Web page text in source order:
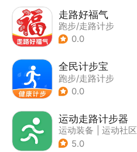
走路好福气
跑步/走路计步
0.0
全民计步宝
跑步/走路计步
0.0
运动走路计步器
运动装备
运动社区
5.0